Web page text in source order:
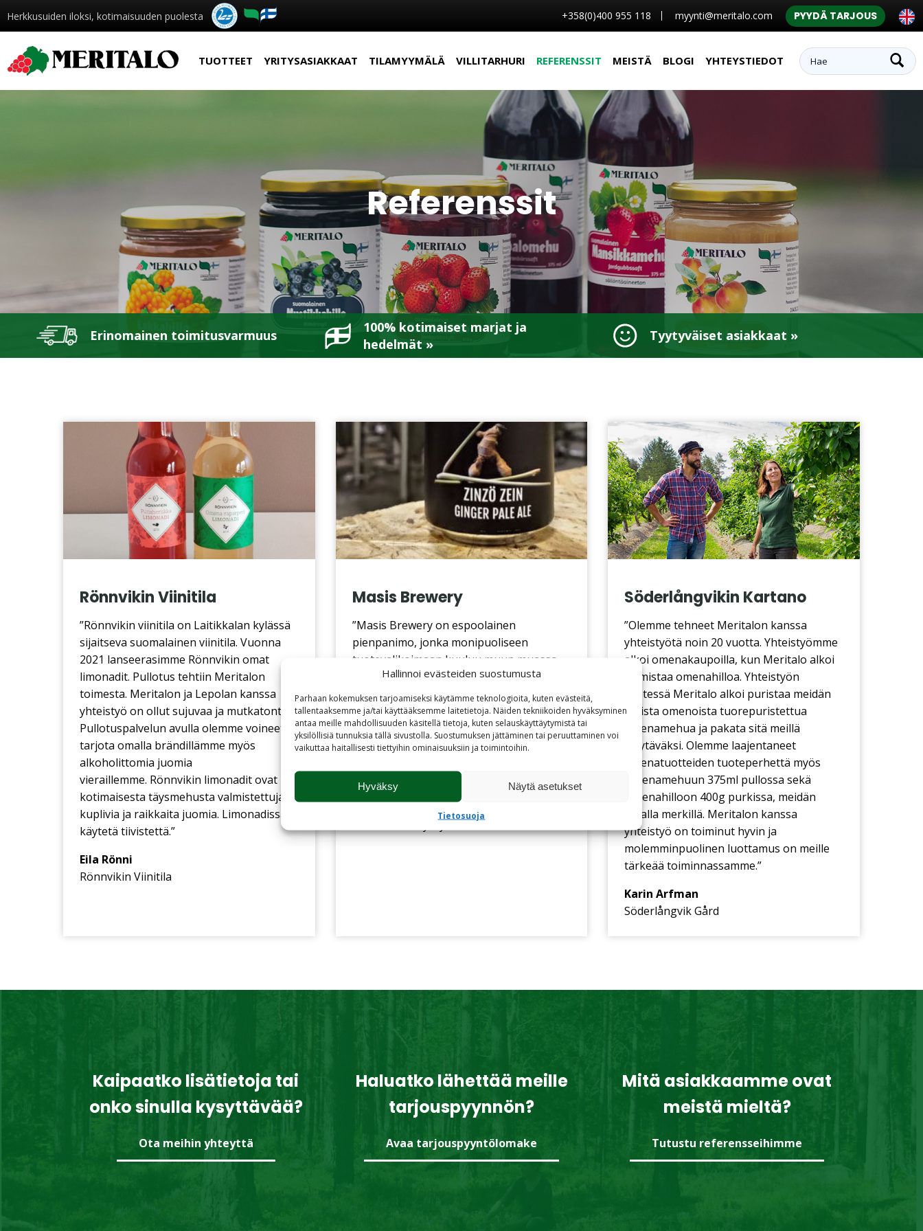
Hallinnoi evästeiden suostumusta
Parhaan kokemuksen tarjoamiseksi käytämme teknologioita, kuten evästeitä,
tallentaaksemme ja/tai käyttääksemme laitetietoja. Näiden tekniikoiden hyväksyminen
antaa meille mahdollisuuden käsitellä tietoja, kuten selauskäyttäytymistä tai
yksilöllisiä tunnuksia tällä sivustolla. Suostumuksen jättäminen tai peruuttaminen voi
vaikuttaa haitallisesti tiettyihin ominaisuuksiin ja toimintoihin.
Hyväksy Näytä asetukset
Tietosuoja
Herkkusuiden iloksi, kotimaisuuden puolesta +358(0)400 955 118 myynti@meritalo.com PYYDÄ TARJOUS
TUOTTEET YRITYSASIAKKAAT TILAMYYMÄLÄ VILLITARHURI REFERENSSIT MEISTÄ BLOGI YHTEYSTIEDOT
Referenssit
Erinomainen toimitusvarmuus
100% kotimaiset marjat ja
hedelmät »
Tyytyväiset asiakkaat »
Rönnvikin Viinitila
”Rönnvikin viinitila on Laitikkalan kylässä
sijaitseva suomalainen viinitila. Vuonna
2021 lanseerasimme Rönnvikin omat
limonadit. Pullotus tehtiin Meritalon
toimesta. Meritalon ja Lepolan kanssa
yhteistyö on ollut sujuvaa ja mutkatonta.
Pullotuspalvelun avulla olemme voineet
tarjota omalla brändillämme myös
alkoholittomia juomia
vieraillemme. Rönnvikin limonadit ovat
kotimaisesta täysmehusta valmistettuja
kuplivia ja raikkaita juomia. Limonadissa ei
käytetä tiivistettä.”
Eila Rönni
Rönnvikin Viinitila
Masis Brewery
”Masis Brewery on espoolainen
pienpanimo, jonka monipuoliseen
tuotevalikoimaan kuuluu muun muassa
inkiväärillä maustettu olut Zinzö Zein.
Meritalon kanssa tuli puhetta inkiväärin
mehustamisesta. Inkiväärin lisäys mehuna
olueen oli myös todella vaivatonta, ja
panimon henkilöiltä säästyi paljon aikaa ja
pilkkoa.”
Masis Brewery Oy
Söderlångvikin Kartano
”Olemme tehneet Meritalon kanssa
yhteistyötä noin 20 vuotta. Yhteistyömme
alkoi omenakaupoilla, kun Meritalo alkoi
valmistaa omenahilloa. Yhteistyön
edetessä Meritalo alkoi puristaa meidän
omista omenoista tuorepuristettua
omenamehua ja pakata sitä meillä
myytäväksi. Olemme laajentaneet
omenatuotteiden tuoteperhettä myös
Omenamehuun 375ml pullossa sekä
Omenahilloon 400g purkissa, meidän
omalla merkillä. Meritalon kanssa
yhteistyö on toiminut hyvin ja
molemminpuolinen luottamus on meille
tärkeää toiminnassamme.”
Karin Arfman
Söderlångvik Gård
Kaipaatko lisätietoja tai
onko sinulla kysyttävää?
Ota meihin yhteyttä
Haluatko lähettää meille
tarjouspyynnön?
Avaa tarjouspyyntölomake
Mitä asiakkaamme ovat
meistä mieltä?
Tutustu referensseihimme